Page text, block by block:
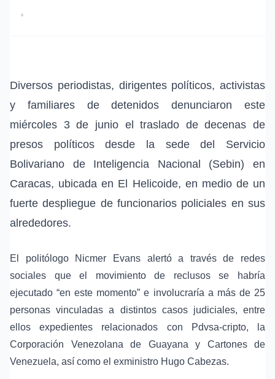
•
Diversos periodistas, dirigentes políticos, activistas
y familiares de detenidos denunciaron este
miércoles 3 de junio el traslado de decenas de
presos políticos desde la sede del Servicio
Bolivariano de Inteligencia Nacional (Sebin) en
Caracas, ubicada en El Helicoide, en medio de un
fuerte despliegue de funcionarios policiales en sus
alrededores.
El politólogo Nicmer Evans alertó a través de redes
sociales que el movimiento de reclusos se habría
ejecutado “en este momento” e involucraría a más de 25
personas vinculadas a distintos casos judiciales, entre
ellos expedientes relacionados con Pdvsa-cripto, la
Corporación Venezolana de Guayana y Cartones de
Venezuela, así como el exministro Hugo Cabezas.